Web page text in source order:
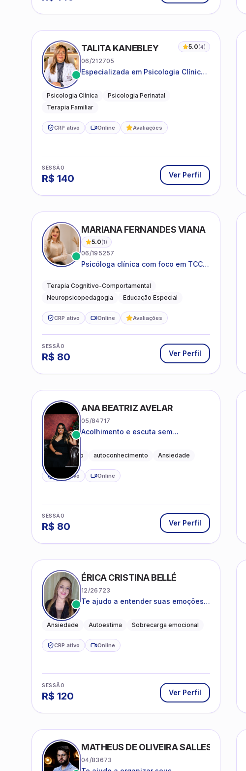
TALITA KANEBLEY 5.0(4)
06/212705
Especializada em Psicologia Clínica
adultos e famílias
Psicologia Clínica
Psicologia Perinatal
Terapia Familiar
CRP ativo Online Avaliações
SESSÃO
R$ 140 Ver Perfil
MARIANA FERNANDES VIANA
5.0(1)
06/195257
Psicóloga clínica com foco em TCC,
acompanhamento do
neurodesenvolvimento.
Terapia Cognitivo-Comportamental
Neuropsicopedagogia
Educação Especial
CRP ativo Online Avaliações
SESSÃO
R$ 80 Ver Perfil
ANA BEATRIZ AVELAR
05/84717
Acolhimento e escuta sem
Acolhimento autoconhecimento Ansiedade
CRP ativo Online
SESSÃO
R$ 80 Ver Perfil
ÉRICA CRISTINA BELLÉ
12/26723
Te ajudo a entender suas emoções e
lidar com o que você está vivendo
Ansiedade Autoestima Sobrecarga emocional
CRP ativo Online
SESSÃO
R$ 120 Ver Perfil
MATHEUS DE OLIVEIRA SALLES
04/83673